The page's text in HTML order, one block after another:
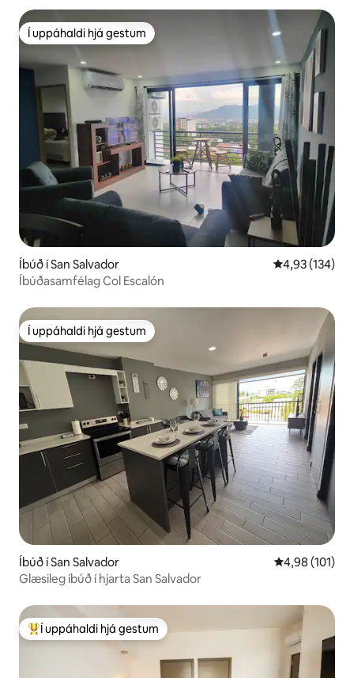
Í uppáhaldi hjá gestum
Í uppáhaldi hjá gestum
Íbúð í San Salvador 4,93 af 5 í
4,93 (134)
Íbúðasamfélag Col Escalón
Í uppáhaldi hjá gestum
Í uppáhaldi hjá gestum
Íbúð í San Salvador 4,98 af 5 í
4,98 (101)
Glæsileg íbúð í hjarta San Salvador
Í mestu uppáhaldi hjá gestum
Í uppáhaldi hjá gestum